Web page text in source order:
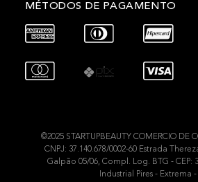
MÉTODOS DE PAGAMENTO
©2025 STARTUPBEAUTY COMERCIO DE
CNPJ: 37.140.678/0002-60 Estrada
Galpão 05/06, Compl. Log. BTG - CEP:
Industrial Pires - Extrema